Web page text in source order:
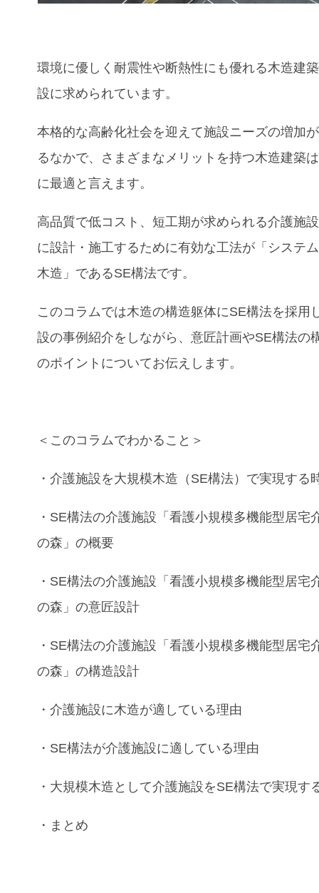
環境に優しく耐震性や断熱性にも優れる木造建
設に求められています。
本格的な高齢化社会を迎えて施設ニーズの増加
るなかで、さまざまなメリットを持つ木造建築
に最適と言えます。
高品質で低コスト、短工期が求められる介護施
に設計・施工するために有効な工法が「システ
木造」であるSE構法です。
このコラムでは木造の構造躯体にSE構法を採用
設の事例紹介をしながら、意匠計画やSE構法の
のポイントについてお伝えします。
＜このコラムでわかること＞
・介護施設を大規模木造 （ SE構法） で実現する
・ SE構法の介護施設 「​​看護小規模多機能型居宅
の森」の概要
・ SE構法の介護施設 「​​看護小規模多機能型居宅
の森」の意匠設計
・ SE構法の介護施設 「​​看護小規模多機能型居宅
の森」の構造設計
・介護施設に木造が適している理由
・ SE構法が介護施設に適している理由
・ 大規模木造 として介護施設をSE構法で実現す
・まとめ